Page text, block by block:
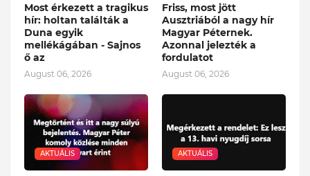
Most érkezett a tragikus
hír: holtan találták a
Duna egyik
mellékágában - Sajnos
ő az
August 06, 2026
Friss, most jött
Ausztriából a nagy hír
Magyar Péternek.
Azonnal jelezték a
fordulatot
August 06, 2026
AKTUÁLIS AKTUÁLIS